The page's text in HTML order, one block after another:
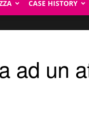
CASE HISTORY
ad un